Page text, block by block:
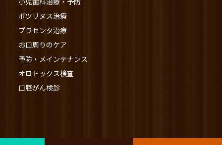
ボツリヌス治療
プラセンタ治療
お口周りのケア
予防・メインテナンス
オロトックス検査
口腔がん検診